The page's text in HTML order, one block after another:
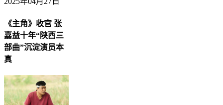
《主角》收官 张
嘉益十年“陕西三
部曲”沉淀演员本
真